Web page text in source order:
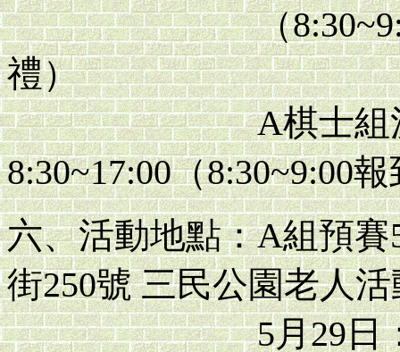
（8:30~9:00報到
禮）
A棋士組決賽7
8:30~17:00（8:30~9:00
六、活動地點：A組預
街250號 三民公園老人
5月29日：高雄